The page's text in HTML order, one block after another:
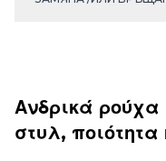
Ανδρικά
στυλ, ποιότητα